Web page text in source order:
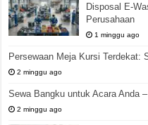
Disposal E-
Perusahaan
1 minggu ago
Persewaan Meja Kursi Terdekat:
2 minggu ago
Sewa Bangku untuk Acara Anda
2 minggu ago